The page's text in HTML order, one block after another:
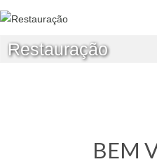
Restauração
BEM